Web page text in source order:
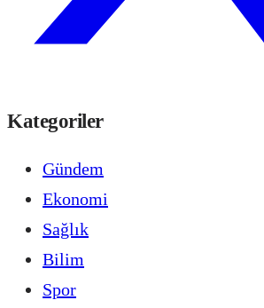
Kategoriler
Gündem
Ekonomi
Sağlık
Bilim
Spor